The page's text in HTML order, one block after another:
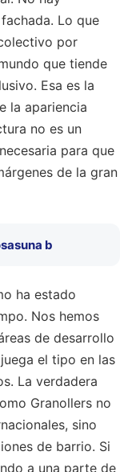
Lo que
por
que tiende
Esa es la
la apariencia
no es un
para que
de la gran
b
ha estado
Nos hemos
de desarrollo
el tipo en las
La verdadera
Granollers no
sino
de barrio. Si
a una parte de